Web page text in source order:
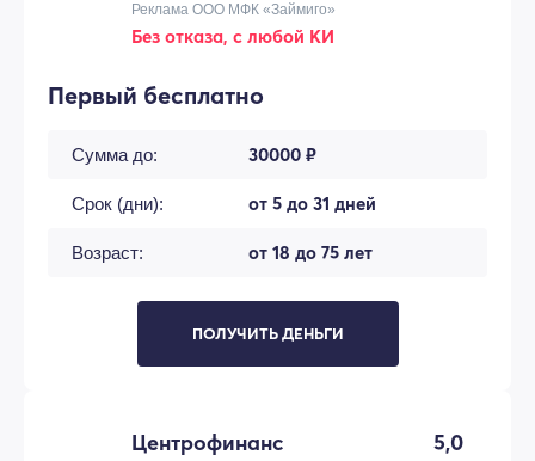
Реклама ООО МФК «Займиго»
Без отказа, с любой КИ
Первый бесплатно
Сумма до: 30000 ₽
Срок (дни): от 5 до 31 дней
Возраст: от 18 до 75 лет
ПОЛУЧИТЬ ДЕНЬГИ
Центрофинанс 5,0